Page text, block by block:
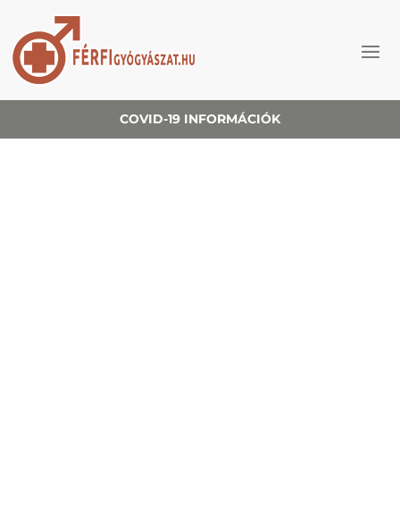
COVID-19 INFORMÁCIÓK